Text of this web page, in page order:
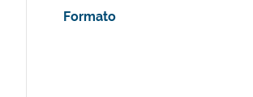
Formato